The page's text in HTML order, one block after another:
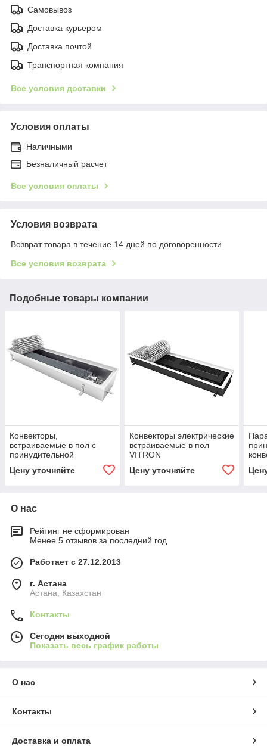
Самовывоз
Доставка курьером
Доставка почтой
Транспортная компания
Все условия доставки
Условия оплаты
Наличными
Безналичный расчет
Все условия оплаты
Условия возврата
Возврат товара в течение 14 дней по договоренности
Все условия возврата
Подобные товары компании
Конвекторы,
встраиваемые в пол с
принудительной
конвекцией "тепло-холод"
Цену уточняйте
Конвекторы электрические
встраиваемые в пол
VITRON
Цену уточняйте
О нас
Рейтинг не сформирован
Менее 5 отзывов за последний год
Работает с 27.12.2013
г. Астана
Астана, Казахстан
Контакты
Сегодня выходной
Показать весь график работы
О нас
Контакты
Доставка и оплата